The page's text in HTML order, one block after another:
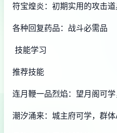
符宝煌炎：初期实用的攻击
各种回复药品：战斗必需品
技能学习
推荐技能
连月鞭一品烈焰：望月阁可
潮汐涌来：城主府可学，群